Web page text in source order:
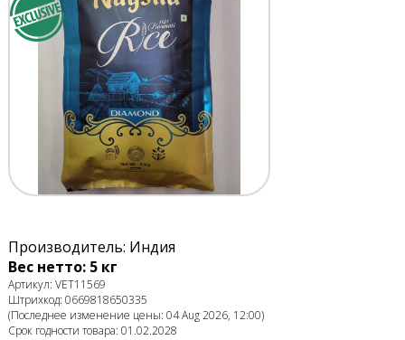
Производитель: Индия
Вес нетто: 5 кг
Артикул: VET11569
Штрихкод: 0669818650335
(Последнее изменение цены: 04 Aug 2026, 12:00)
Срок годности товара: 01.02.2028